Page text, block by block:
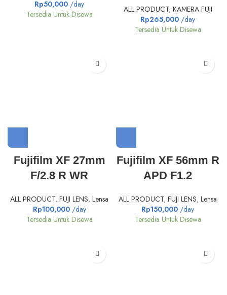
Rp50,000 /day
Tersedia Untuk Disewa
ALL PRODUCT, KAMERA FUJI
Rp265,000 /day
Tersedia Untuk Disewa
Fujifilm XF 27mm
F/2.8 R WR
ALL PRODUCT, FUJI LENS, Lensa
Rp100,000/day
Tersedia Untuk Disewa
Fujifilm XF 56mm R
APD F1.2
ALL PRODUCT, FUJI LENS, Lensa
Rp150,000 /day
Tersedia Untuk Disewa